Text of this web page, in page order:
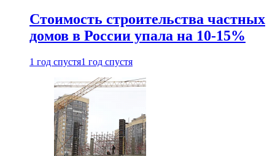
Стоимость строительства частных
домов в России упала на 10-15%
1 год спустя1 год спустя